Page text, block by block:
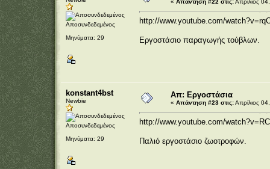
Αποσυνδεδεμένος
Μηνύματα: 29
« Απάντηση #22 στις:Απρίλιος
http://www.youtube.com/
Εργοστάσιο παραγωγής τούβλων.
konstant4bst
Newbie
Αποσυνδεδεμένος
Μηνύματα: 29
Απ: Εργοστάσια
« Απάντηση #23 στις:Απρίλιος
http://www.youtube.com/
Παλιό εργοστάσιο ζωοτροφών.